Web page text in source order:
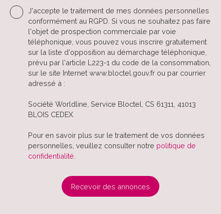
J'accepte le traitement de mes données personnelles
conformément au RGPD. Si vous ne souhaitez pas faire
l'objet de prospection commerciale par voie
téléphonique, vous pouvez vous inscrire gratuitement
sur la liste d'opposition au démarchage téléphonique,
prévu par l'article L223-1 du code de la consommation,
sur le site Internet www.bloctel.gouv.fr ou par courrier
adressé à :
Société Worldline, Service Bloctel, CS 61311, 41013
BLOIS CEDEX.
Pour en savoir plus sur le traitement de vos données
personnelles, veuillez consulter notre politique de
confidentialité
Recevoir des annonces